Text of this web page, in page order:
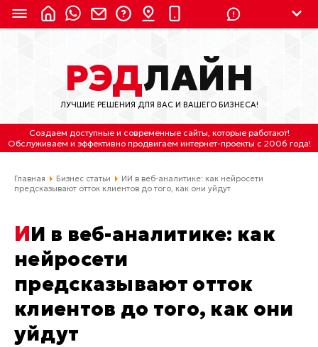
8 (800) 550-9899 (с 2:30 до 11:30 по
Мск)
Бесплатно по России
(4212) 658-653
(4212) 637-673
Отдельный вход \ Левый торец здания
info@lred.ru
Все контакты
РЭДЛАЙН
ЛУЧШИЕ РЕШЕНИЯ ДЛЯ ВАС И ВАШЕГО БИЗНЕСА!
Создаем доступные и современные сайты, которые работают!
Обслуживаем и эффективно продвигаем интернет-проекты с 2006 года!
Главная Бизнес статьи
ИИ в веб-аналитике: как нейросети
предсказывают отток клиентов до того, как они уйдут
ИИ в веб-аналитике: как
нейросети
предсказывают отток
клиентов до того, как они
уйдут